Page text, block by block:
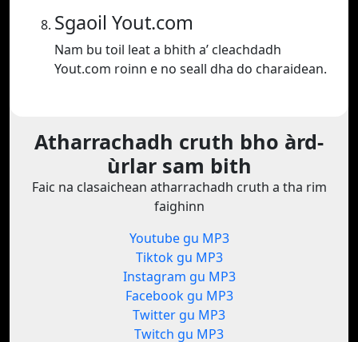
Sgaoil Yout.com
Nam bu toil leat a bhith a’ cleachdadh
Yout.com roinn e no seall dha do charaidean.
Atharrachadh cruth bho àrd-
ùrlar sam bith
Faic na clasaichean atharrachadh cruth a tha rim
faighinn
Youtube gu MP3
Tiktok gu MP3
Instagram gu MP3
Facebook gu MP3
Twitter gu MP3
Twitch gu MP3